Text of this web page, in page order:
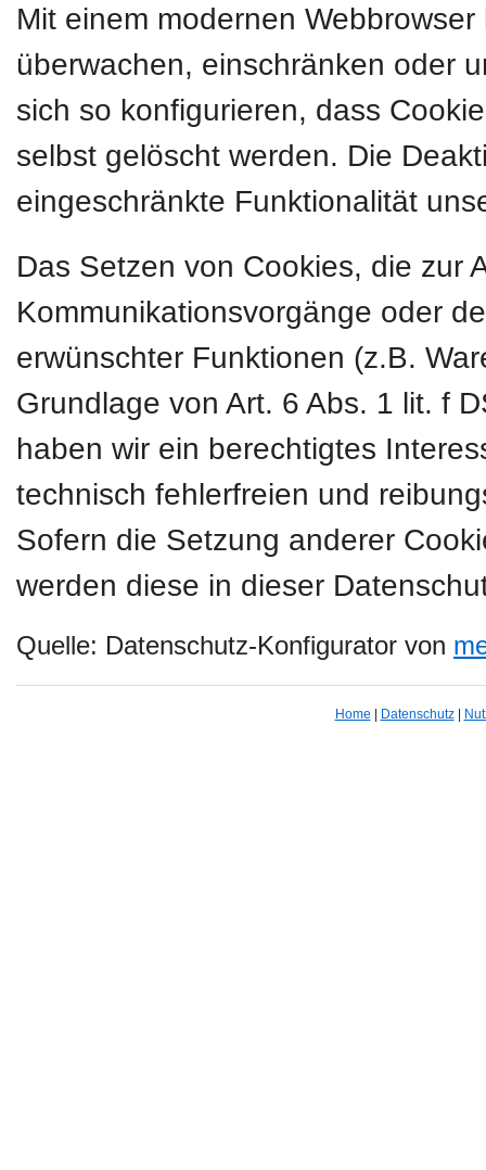
Mit einem modernen
überwachen, einschränken oder
sich so konfigurieren, dass
selbst gelöscht werden. Die
eingeschränkte Funktionalität
Das Setzen von Cookies, die zur
Kommunikationsvorgänge oder
erwünschter Funktionen (z.B.
Grundlage von Art. 6 Abs. 1 lit. f
haben wir ein berechtigtes
technisch fehlerfreien und
Sofern die Setzung anderer
werden diese in dieser
Quelle: Datenschutz-Konfigurator von
Home Datenschutz|